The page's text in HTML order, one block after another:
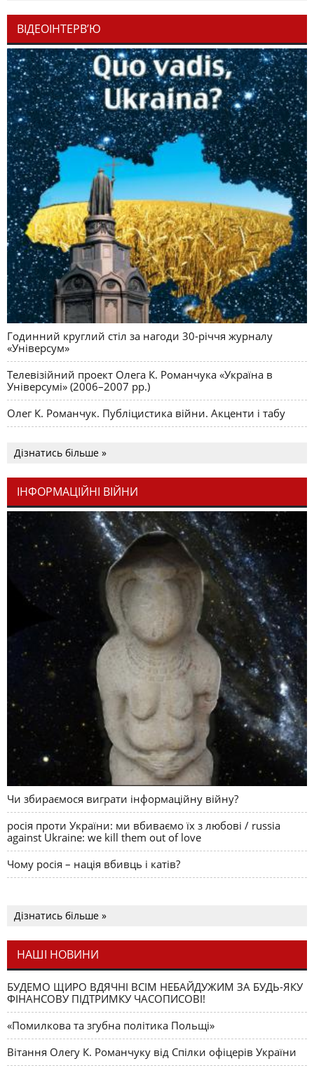
ВІДЕОІНТЕРВ’Ю
Годинний круглий стіл за нагоди 30-річчя журналу
«Універсум»
Телевізійний проект Олега К. Романчука «Україна в
Універсумі» (2006–2007 рр.)
Олег К. Романчук. Публіцистика війни. Акценти і табу
Дізнатись більше »
ІНФОРМАЦІЙНІ ВІЙНИ
Чи збираємося виграти інформаційну війну?
росія проти України: ми вбиваємо їх з любові / russia
against Ukraine: we kill them out of love
Чому росія – нація вбивць і катів?
Дізнатись більше »
НАШІ НОВИНИ
БУДЕМО ЩИРО ВДЯЧНІ ВСІМ НЕБАЙДУЖИМ ЗА БУДЬ-ЯКУ
ФІНАНСОВУ ПІДТРИМКУ ЧАСОПИСОВІ!
«Помилкова та згубна політика Польщі»
Вітання Олегу К. Романчуку від Спілки офіцерів України